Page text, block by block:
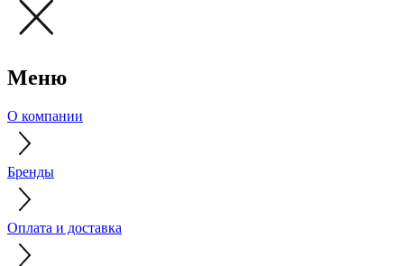
Меню
О компании
Бренды
Оплата и доставка